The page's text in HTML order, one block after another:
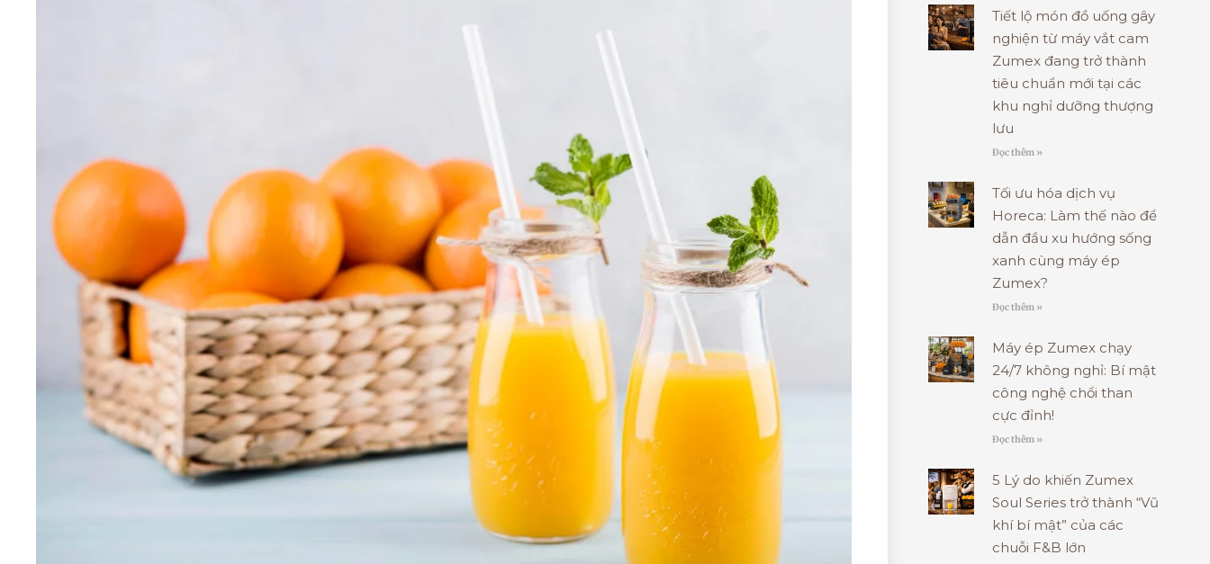
Tiết lộ món đồ uống gây
nghiện từ máy vắt cam
Zumex đang trở thành
tiêu chuẩn mới tại các
khu nghỉ dưỡng thượng
lưu
Đọc thêm »
Tối ưu hóa dịch vụ
Horeca: Làm thế nào để
dẫn đầu xu hướng sống
xanh cùng máy ép
Zumex?
Đọc thêm »
Máy ép Zumex chạy
24/7 không nghỉ: Bí mật
công nghệ chổi than
cực đỉnh!
Đọc thêm »
5 Lý do khiến Zumex
Soul Series trở thành “Vũ
khí bí mật” của các
chuỗi F&B lớn